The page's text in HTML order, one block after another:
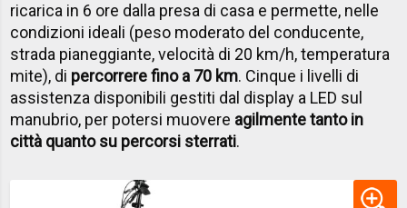
ricarica in 6 ore dalla presa di casa e permette, nelle
condizioni ideali (peso moderato del conducente,
strada pianeggiante, velocità di 20 km/h, temperatura
mite), di percorrere fino a 70 km. Cinque i livelli di
assistenza disponibili gestiti dal display a LED sul
manubrio, per potersi muovere agilmente tanto in
città quanto su percorsi sterrati.